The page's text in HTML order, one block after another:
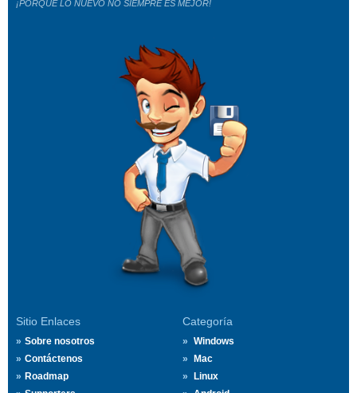
Sitio Enlaces
Sobre nosotros
Contáctenos
Roadmap
Categoría
Windows
Mac
Linux
¡PORQUE LO NUEVO NO SIEMPRE ES MEJOR!